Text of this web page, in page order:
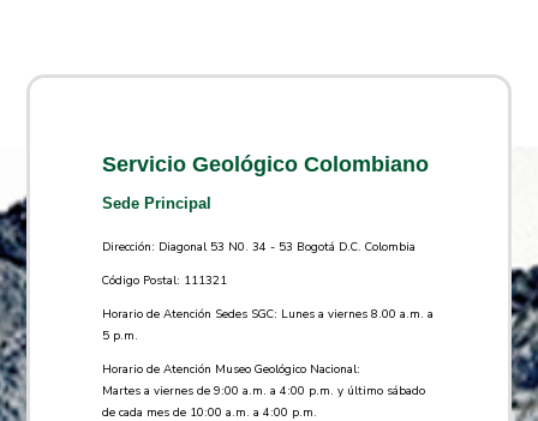
Servicio Geológico Colombiano
Sede Principal
Dirección: Diagonal 53 N0. 34 - 53 Bogotá D.C. Colombia
Código Postal: 111321
Horario de Atención Sedes SGC: Lunes a viernes 8.00 a.m. a
5 p.m.
Horario de Atención Museo Geológico Nacional:
Martes a viernes de 9:00 a.m. a 4:00 p.m. y último sábado
de cada mes de 10:00 a.m. a 4:00 p.m.